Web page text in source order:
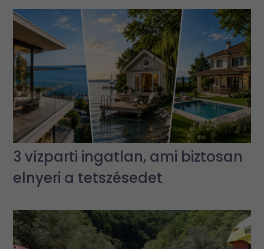
3 vízparti ingatlan, ami biztosan
elnyeri a tetszésedet